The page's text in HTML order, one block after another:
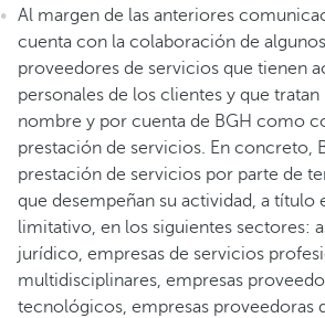
Al margen de las anteriores
cuenta con la colaboración de
proveedores de servicios que tienen
personales de los clientes y que
nombre y por cuenta de BGH como
prestación de servicios. En concreto,
prestación de servicios por parte de
que desempeñan su actividad, a título
limitativo, en los siguientes sectores:
jurídico, empresas de servicios
multidisciplinares, empresas
tecnológicos, empresas proveedoras